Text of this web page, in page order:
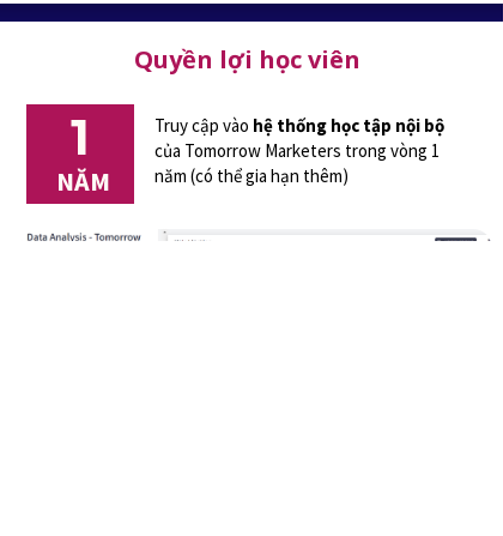
Quyền lợi học viên
Truy cập vào hệ thống học tập nội bộ
của Tomorrow Marketers trong vòng 1
năm (có thể gia hạn thêm)
1
NĂM